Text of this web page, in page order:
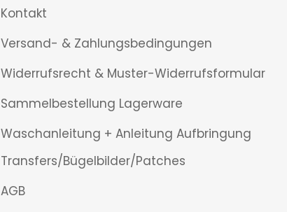
Kontakt
Versand- & Zahlungsbedingungen
Widerrufsrecht & Muster-Widerrufsformular
Sammelbestellung Lagerware
Waschanleitung + Anleitung Aufbringung
Transfers/Bügelbilder/Patches
AGB